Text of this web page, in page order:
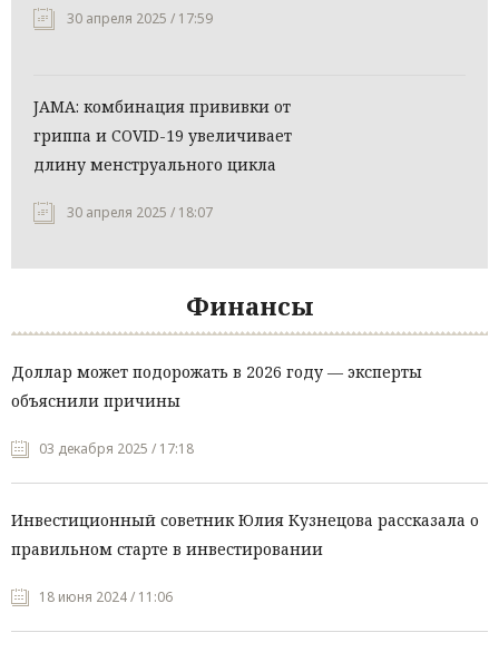
30 апреля 2025 / 17:59
JAMA: комбинация прививки от
гриппа и COVID-19 увеличивает
длину менструального цикла
30 апреля 2025 / 18:07
Финансы
Доллар может подорожать в 2026 году — эксперты
объяснили причины
03 декабря 2025 / 17:18
Инвестиционный советник Юлия Кузнецова рассказала о
правильном старте в инвестировании
18 июня 2024 / 11:06